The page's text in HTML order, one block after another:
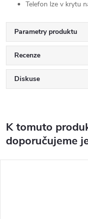
Telefon lze v krytu
Parametry produktu
Recenze
Diskuse
K tomuto
doporučujeme